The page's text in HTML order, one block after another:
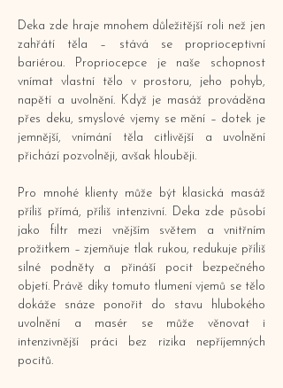
Deka zde hraje mnohem důležitější roli než jen
zahřátí těla – stává se proprioceptivní
bariérou. Propriocepce je naše schopnost
vnímat vlastní tělo v prostoru, jeho pohyb,
napětí a uvolnění. Když je masáž prováděna
přes deku, smyslové vjemy se mění – dotek je
jemnější, vnímání těla citlivější a uvolnění
přichází pozvolněji, avšak hlouběji.
Pro mnohé klienty může být klasická masáž
příliš přímá, příliš intenzivní. Deka zde působí
jako filtr mezi vnějším světem a vnitřním
prožitkem – zjemňuje tlak rukou, redukuje příliš
silné podněty a přináší pocit bezpečného
objetí. Právě díky tomuto tlumení vjemů se tělo
dokáže snáze ponořit do stavu hlubokého
uvolnění a masér se může věnovat i
intenzivnější práci bez rizika nepříjemných
pocitů.